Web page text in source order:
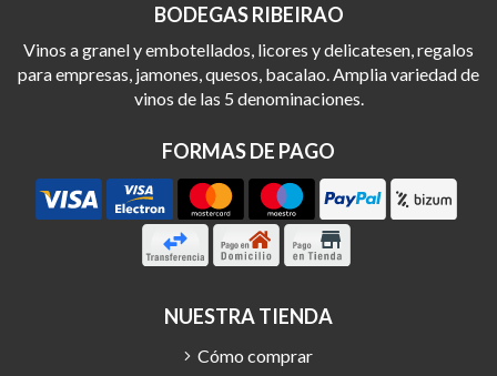
BODEGAS RIBEIRAO
Vinos a granel y embotellados, licores y delicatesen, regalos
para empresas, jamones, quesos, bacalao. Amplia variedad de
vinos de las 5 denominaciones.
FORMAS DE PAGO
NUESTRA TIENDA
Cómo comprar